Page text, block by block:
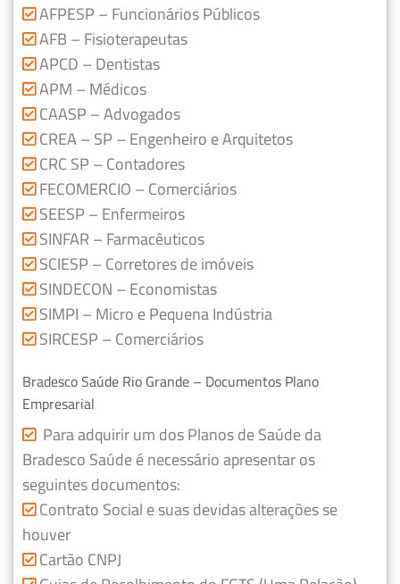
AFPESP – Funcionários Públicos
AFB – Fisioterapeutas
APCD – Dentistas
APM – Médicos
CAASP – Advogados
CREA – SP – Engenheiro e Arquitetos
CRC SP – Contadores
FECOMERCIO – Comerciários
SEESP – Enfermeiros
SINFAR – Farmacêuticos
SCIESP – Corretores de imóveis
SINDECON – Economistas
SIMPI – Micro e Pequena Indústria
SIRCESP – Comerciários
Bradesco Saúde Rio Grande – Documentos Plano
Empresarial
Para adquirir um dos Planos de Saúde da
Bradesco Saúde é necessário apresentar os
seguintes documentos:
Contrato Social e suas devidas alterações se
houver
Cartão CNPJ